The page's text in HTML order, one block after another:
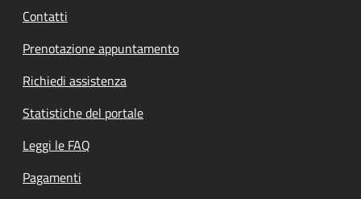
Contatti
Prenotazione appuntamento
Richiedi assistenza
Statistiche del portale
Leggi le FAQ
Pagamenti